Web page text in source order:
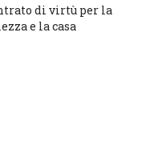
di virtù per la
e la casa